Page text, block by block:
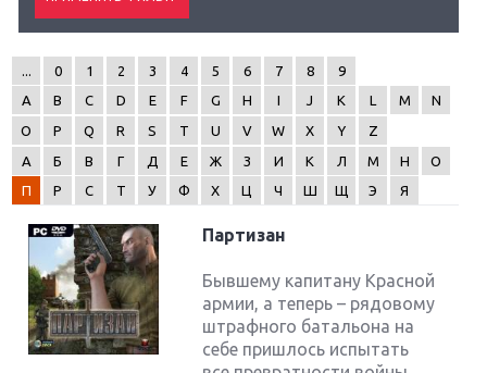
0 1 2 3 4 5 6 7 8
9
A
B C D E F G H I J K L M
N
O
P Q R S T U V W X Y
Z
А
Б В Г Д Е Ж З И К Л М Н
О
П
Р С Т У Ф Х Ц Ч Ш Щ Э Я
Партизан
Бывшему капитану Красной
армии, а теперь – рядовому
штрафного батальона на
себе пришлось испытать